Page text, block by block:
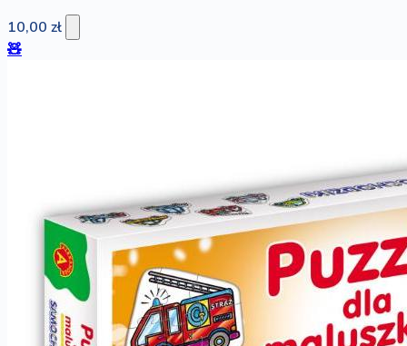
10,00 zł
🧸